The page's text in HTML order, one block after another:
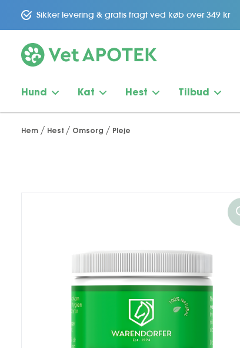
Sikker levering & gratis fragt ved køb over 349 kr
Hund Kat Hest Tilbud
Hem Hest Omsorg Pleje